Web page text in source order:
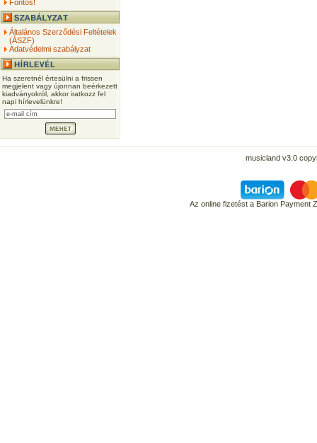
Fontos!
Általános Szerződési Feltételek
(ÁSZF)
Adatvédelmi szabályzat
Ha szeretnél értesülni a frissen
megjelent vagy újonnan beérkezett
kiadványokról, akkor iratkozz fel
napi hírlevelünkre!
musicland v3.0
Az online fizetést a Barion Payment